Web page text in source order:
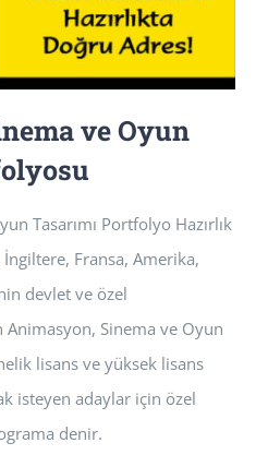
ve Oyun
Tasarımı Portfolyo Hazırlık
Fransa, Amerika,
devlet ve özel
Sinema ve Oyun
lisans ve yüksek lisans
isteyen adaylar için özel
denir.